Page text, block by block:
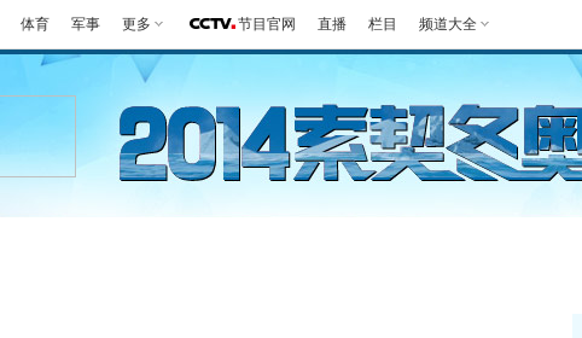
体育 军事 更多 节目官网 直播 栏目 频道大全